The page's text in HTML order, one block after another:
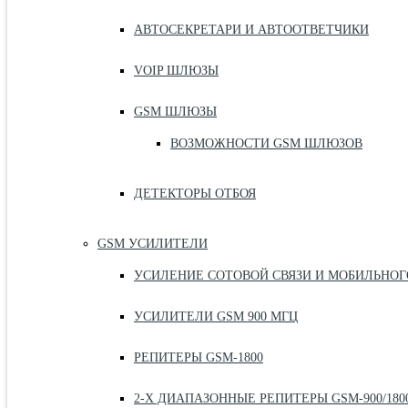
АВТОСЕКРЕТАРИ И АВТООТВЕТЧИКИ
VOIP ШЛЮЗЫ
GSM ШЛЮЗЫ
ВОЗМОЖНОСТИ GSM ШЛЮЗОВ
ДЕТЕКТОРЫ ОТБОЯ
GSM УСИЛИТЕЛИ
УСИЛЕНИЕ СОТОВОЙ СВЯЗИ И
УСИЛИТЕЛИ GSM 900 МГЦ
РЕПИТЕРЫ GSM-1800
2-Х ДИАПАЗОННЫЕ РЕПИТЕРЫ GSM-900/